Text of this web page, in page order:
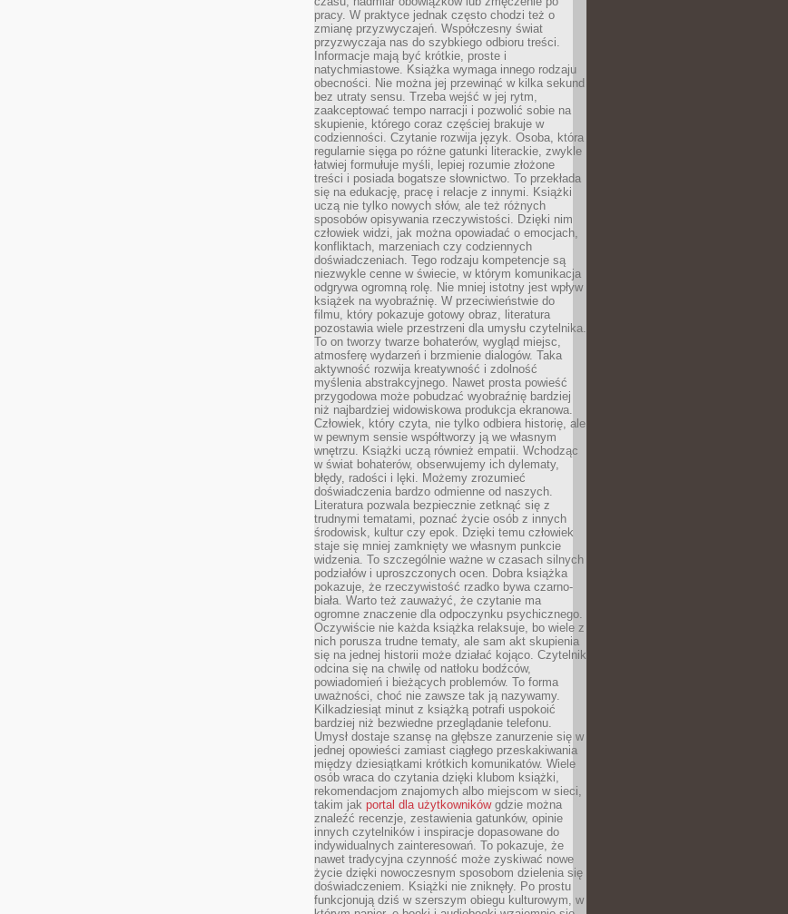
pracy. W praktyce jednak często chodzi też o
zmianę przyzwyczajeń. Współczesny świat
przyzwyczaja nas do szybkiego odbioru treści.
Informacje mają być krótkie, proste i
natychmiastowe. Książka wymaga innego rodzaju
obecności. Nie można jej przewinąć w kilka sekund
bez utraty sensu. Trzeba wejść w jej rytm,
zaakceptować tempo narracji i pozwolić sobie na
skupienie, którego coraz częściej brakuje w
codzienności. Czytanie rozwija język. Osoba, która
regularnie sięga po różne gatunki literackie, zwykle
łatwiej formułuje myśli, lepiej rozumie złożone
treści i posiada bogatsze słownictwo. To przekłada
się na edukację, pracę i relacje z innymi. Książki
uczą nie tylko nowych słów, ale też różnych
sposobów opisywania rzeczywistości. Dzięki nim
człowiek widzi, jak można opowiadać o emocjach,
konfliktach, marzeniach czy codziennych
doświadczeniach. Tego rodzaju kompetencje są
niezwykle cenne w świecie, w którym komunikacja
odgrywa ogromną rolę. Nie mniej istotny jest wpływ
książek na wyobraźnię. W przeciwieństwie do
filmu, który pokazuje gotowy obraz, literatura
pozostawia wiele przestrzeni dla umysłu czytelnika.
To on tworzy twarze bohaterów, wygląd miejsc,
atmosferę wydarzeń i brzmienie dialogów. Taka
aktywność rozwija kreatywność i zdolność
myślenia abstrakcyjnego. Nawet prosta powieść
przygodowa może pobudzać wyobraźnię bardziej
niż najbardziej widowiskowa produkcja ekranowa.
Człowiek, który czyta, nie tylko odbiera historię, ale
w pewnym sensie współtworzy ją we własnym
wnętrzu. Książki uczą również empatii. Wchodząc
w świat bohaterów, obserwujemy ich dylematy,
błędy, radości i lęki. Możemy zrozumieć
doświadczenia bardzo odmienne od naszych.
Literatura pozwala bezpiecznie zetknąć się z
trudnymi tematami, poznać życie osób z innych
środowisk, kultur czy epok. Dzięki temu człowiek
staje się mniej zamknięty we własnym punkcie
widzenia. To szczególnie ważne w czasach silnych
podziałów i uproszczonych ocen. Dobra książka
pokazuje, że rzeczywistość rzadko bywa czarno-
biała. Warto też zauważyć, że czytanie ma
ogromne znaczenie dla odpoczynku psychicznego.
Oczywiście nie każda książka relaksuje, bo wiele z
nich porusza trudne tematy, ale sam akt skupienia
się na jednej historii może działać kojąco. Czytelnik
odcina się na chwilę od natłoku bodźców,
powiadomień i bieżących problemów. To forma
uważności, choć nie zawsze tak ją nazywamy.
Kilkadziesiąt minut z książką potrafi uspokoić
bardziej niż bezwiedne przeglądanie telefonu.
Umysł dostaje szansę na głębsze zanurzenie się w
jednej opowieści zamiast ciągłego przeskakiwania
między dziesiątkami krótkich komunikatów. Wiele
osób wraca do czytania dzięki klubom książki,
rekomendacjom znajomych albo miejscom w sieci,
takim jak portal dla użytkownikówgdzie można
znaleźć recenzje, zestawienia gatunków, opinie
innych czytelników i inspiracje dopasowane do
indywidualnych zainteresowań. To pokazuje, że
nawet tradycyjna czynność może zyskiwać nowe
życie dzięki nowoczesnym sposobom dzielenia się
doświadczeniem. Książki nie zniknęły. Po prostu
funkcjonują dziś w szerszym obiegu kulturowym, w